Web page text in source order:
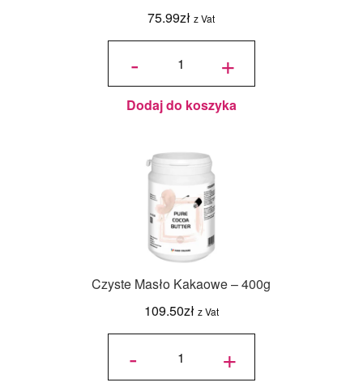
75.99zł z Vat
-
ilość
kruszone
ziarno
kakaowe
- 800 g -
Barry
+
Dodaj do koszyka
Czyste Masło Kakaowe – 400g
109.50zł z Vat
-
ilość
Kakaowe
- 400g +